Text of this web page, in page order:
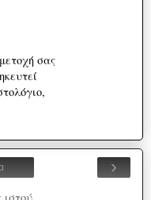
σας
›
ιστού